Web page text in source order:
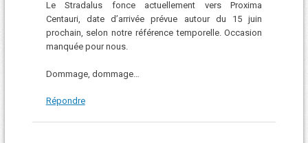
Le Stradalus fonce actuellement vers Proxima
Centauri, date d’arrivée prévue autour du 15 juin
prochain, selon notre référence temporelle. Occasion
manquée pour nous.
Dommage, dommage…
Répondre